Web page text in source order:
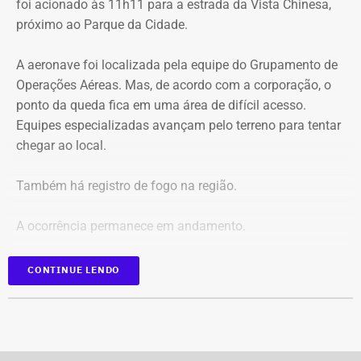
O pedido de Búzios à Justiça
Em caráter urgente, antes da apresentação da defesa das
empresas, a prefeitura solicitou:
Preservação integral dos registros dos nove perfis;
Identificação de anunciantes e financiadores;
Retirada das publicações relacionadas no processo;
Suspensão temporária de contas que não fossem
Proibição de distribuição paga por contas ainda não
foi acionado às 11h11 para a estrada da Vista Chinesa,
próximo ao Parque da Cidade.
A aeronave foi localizada pela equipe do Grupamento de
Operações Aéreas. Mas, de acordo com a corporação, o
ponto da queda fica em uma área de difícil acesso.
Equipes especializadas avançam pelo terreno para tentar
chegar ao local.
Também há registro de fogo na região.
A ocorrência permanece em andamento.
*Em atualização
CONTINUE LENDO